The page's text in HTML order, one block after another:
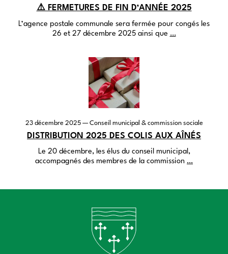
⚠️ FERMETURES DE FIN D’ANNÉE 2025
L’agence postale communale sera fermée pour congés les
26 et 27 décembre 2025 ainsi que …
23 décembre 2025— Conseil municipal & commission sociale
DISTRIBUTION 2025 DES COLIS AUX AÎNÉS
Le 20 décembre, les élus du conseil municipal,
accompagnés des membres de la commission …